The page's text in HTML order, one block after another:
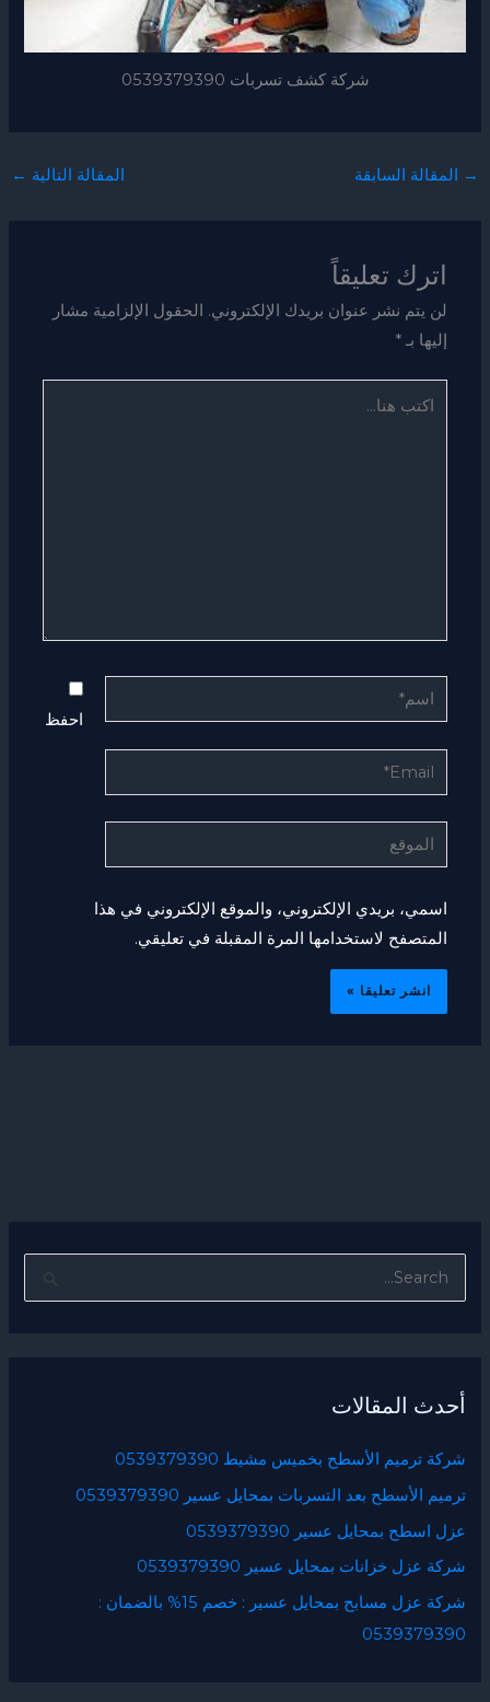
شركة كشف تسربات 0539379390
→ المقالة السابقة المقالة التالية ←
اترك تعليقاً
لن يتم نشر عنوان بريدك الإلكتروني. الحقول الإلزامية مشار
إليها بـ*
اسم*
Email*
الموقع
احفظ
اسمي، بريدي الإلكتروني، والموقع الإلكتروني في هذا
المتصفح لاستخدامها المرة المقبلة في تعليقي.
ث
ن
:
أحدث المقالات
شركة ترميم الأسطح بخميس مشيط 0539379390
ترميم الأسطح بعد التسربات بمحايل عسير 0539379390
عزل اسطح بمحايل عسير 0539379390
شركة عزل خزانات بمحايل عسير 0539379390
شركة عزل مسابح بمحايل عسير : خصم 15% بالضمان :
0539379390